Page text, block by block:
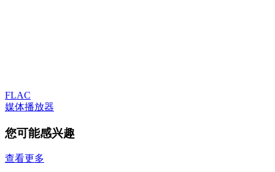
FLAC
媒体播放器
您可能感兴趣
查看更多